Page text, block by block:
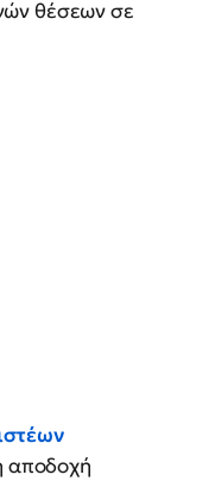
θέσεων σε
αποδοχή